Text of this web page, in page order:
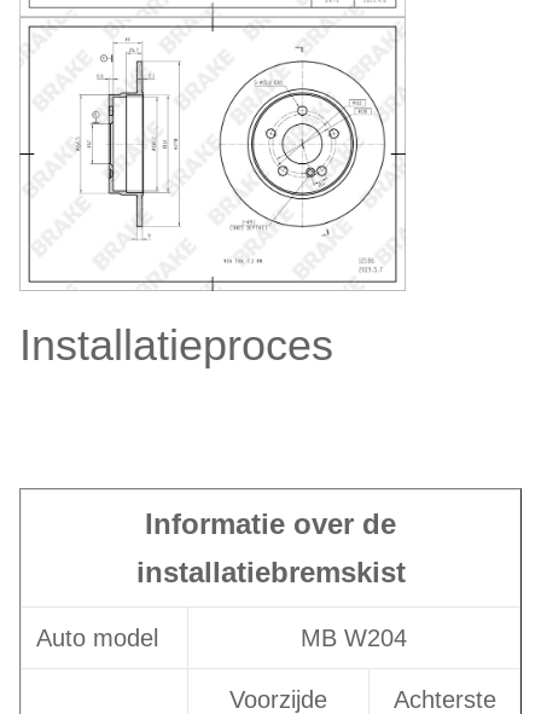
Installatieproces
Informatie over de
installatiebremskist
Auto model MB W204
Voorzijde Achterste